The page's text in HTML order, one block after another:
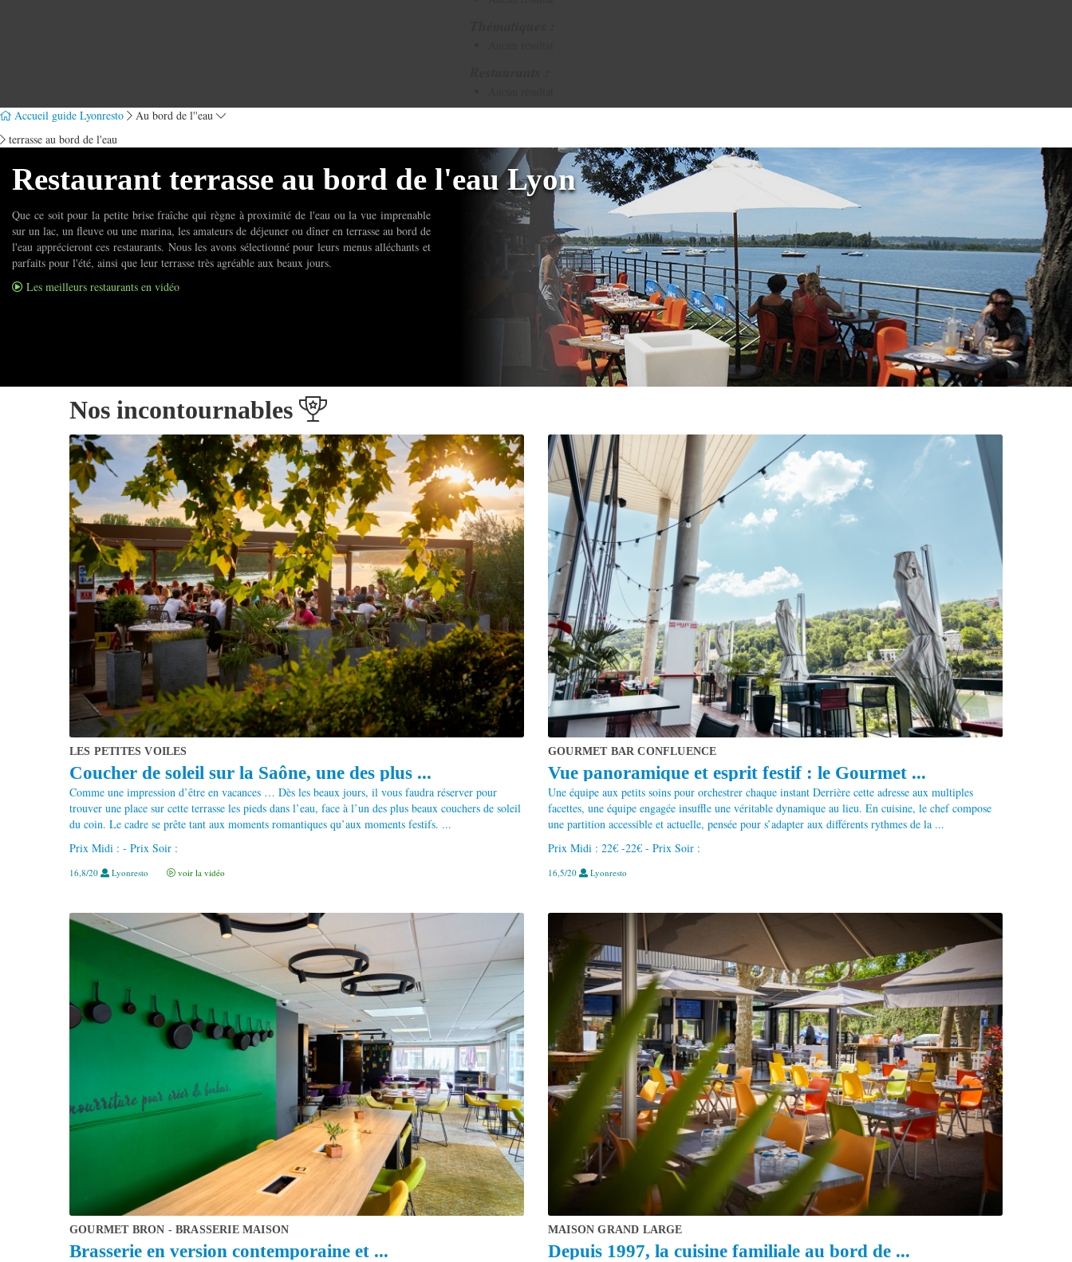
Accueil guide Lyonresto
Au bord de l''eau
terrasse au bord de l'eau
Restaurant terrasse au bord de l'eau Lyon
Que ce soit pour la petite brise fraîche qui règne à proximité de l'eau ou la vue imprenable
sur un lac, un fleuve ou une marina, les amateurs de déjeuner ou dîner en terrasse au bord de
l'eau apprécieront ces restaurants. Nous les avons sélectionné pour leurs menus alléchants et
parfaits pour l'été, ainsi que leur terrasse très agréable aux beaux jours.
Les meilleurs restaurants en vidéo
Nos incontournables
LES PETITES VOILES
Coucher de soleil sur la Saône, une des plus ...
Comme une impression d’être en vacances … Dès les beaux jours, il vous faudra réserver pour
trouver une place sur cette terrasse les pieds dans l’eau, face à l’un des plus beaux couchers de soleil
du coin. Le cadre se prête tant aux moments romantiques qu’aux moments festifs. ...
Prix Midi : - Prix Soir :
16,8/20 Lyonresto voir la vidéo
GOURMET BAR CONFLUENCE
Vue panoramique et esprit festif : le Gourmet ...
Une équipe aux petits soins pour orchestrer chaque instant Derrière cette adresse aux multiples
facettes, une équipe engagée insuffle une véritable dynamique au lieu. En cuisine, le chef compose
une partition accessible et actuelle, pensée pour s’adapter aux différents rythmes de la ...
Prix Midi : 22€ -22€ - Prix Soir :
16,5/20 Lyonresto
GOURMET BRON - BRASSERIE MAISON
Brasserie en version contemporaine et ...
MAISON GRAND LARGE
Depuis 1997, la cuisine familiale au bord de ...